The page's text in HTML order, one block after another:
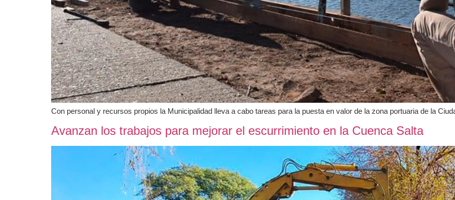
Con personal y recursos propios la Municipalidad lleva a cabo tareas para la puesta en valor de la zona portuaria de la
Avanzan los trabajos para mejorar el escurrimiento en la Cuenca Salta